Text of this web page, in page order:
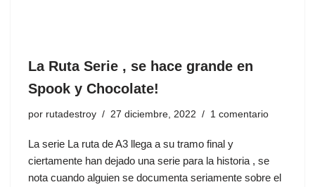
La Ruta Serie , se hace grande en
Spook y Chocolate!
por rutadestroy 27 diciembre, 2022 1 comentario
La serie La ruta de A3 llega a su tramo final y
ciertamente han dejado una serie para la historia , se
nota cuando alguien se documenta seriamente sobre el